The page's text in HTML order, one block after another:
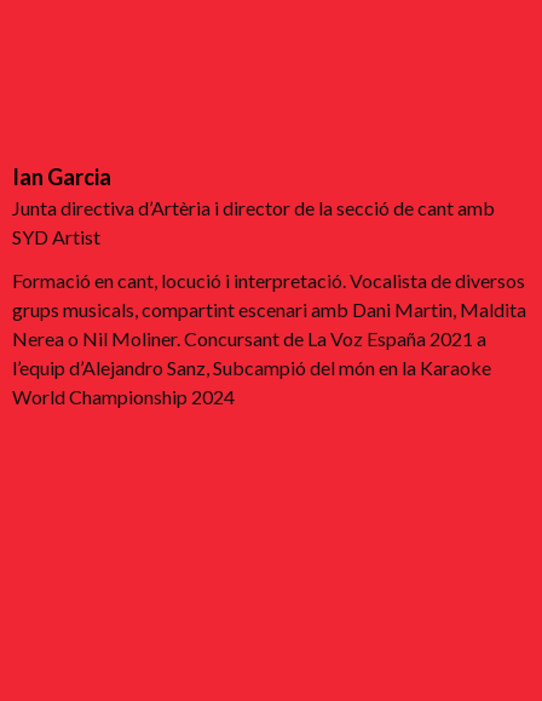
Ian Garcia
Junta directiva d’Artèria i director de la secció de cant amb
SYD Artist
Formació en cant, locució i interpretació. Vocalista de diversos
grups musicals, compartint escenari amb Dani Martin, Maldita
Nerea o Nil Moliner. Concursant de La Voz España 2021 a
l’equip d’Alejandro Sanz, Subcampió del món en la Karaoke
World Championship 2024